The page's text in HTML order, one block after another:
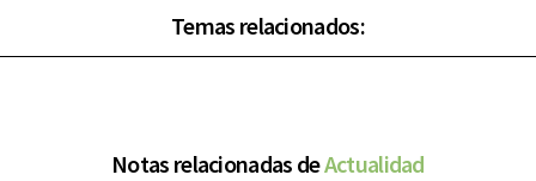
Temas relacionados:
Notas relacionadas deActualidad